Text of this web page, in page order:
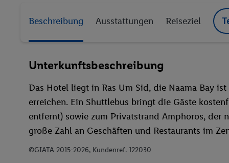
Beschreibung Ausstattungen Reiseziel
Unterkunftsbeschreibung
Das Hotel liegt in Ras Um Sid, die Naama Bay
erreichen. Ein Shuttlebus bringt die Gäste
entfernt) sowie zum Privatstrand Amphoros, der
große Zahl an Geschäften und Restaurants im
©GIATA 2015-2026, Kundenref. 122030